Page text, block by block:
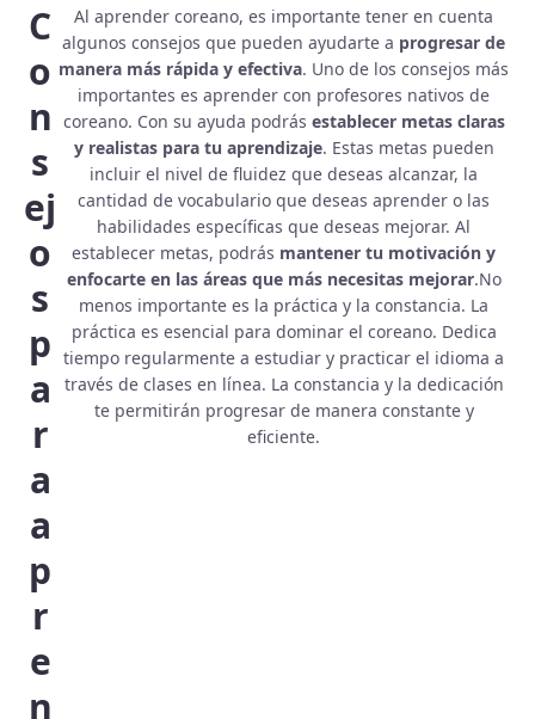
C
o
n
s
ej
o
s
p
a
r
a
a
p
r
e
n
Al aprender coreano, es importante tener en cuenta
algunos consejos que pueden ayudarte a progresar de
manera más rápida y efectiva. Uno de los consejos más
importantes es aprender con profesores nativos de
coreano. Con su ayuda podrás establecer metas claras
y realistas para tu aprendizaje. Estas metas pueden
incluir el nivel de fluidez que deseas alcanzar, la
cantidad de vocabulario que deseas aprender o las
habilidades específicas que deseas mejorar. Al
establecer metas, podrás mantener tu motivación y
enfocarte en las áreas que más necesitas mejorar.No
menos importante es la práctica y la constancia. La
práctica es esencial para dominar el coreano. Dedica
tiempo regularmente a estudiar y practicar el idioma a
través de clases en línea. La constancia y la dedicación
te permitirán progresar de manera constante y
eficiente.